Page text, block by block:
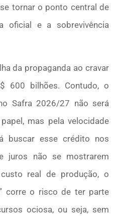
tornar o ponto central de
oficial e a sobrevivência
da propaganda ao cravar
600 bilhões. Contudo, o
Safra 2026/27 não será
mas pela velocidade
buscar esse crédito nos
juros não se mostrarem
real de produção, o
corre o risco de ter parte
ociosa, ou seja, sem